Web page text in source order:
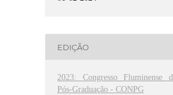
EDIÇÃO
2023: Congresso Fluminense
Pós-Graduação - CONPG